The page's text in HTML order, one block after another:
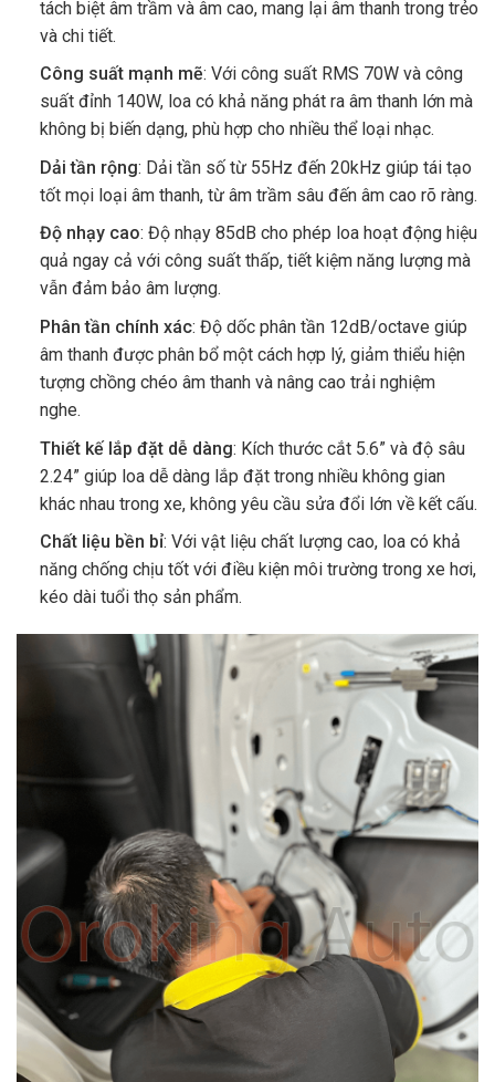
tách biệt âm trầm và âm cao, mang lại âm thanh trong trẻo
và chi tiết.
Công suất mạnh mẽ: Với công suất RMS 70W và công
suất đỉnh 140W, loa có khả năng phát ra âm thanh lớn mà
không bị biến dạng, phù hợp cho nhiều thể loại nhạc.
Dải tần rộng: Dải tần số từ 55Hz đến 20kHz giúp tái tạo
tốt mọi loại âm thanh, từ âm trầm sâu đến âm cao rõ ràng.
Độ nhạy cao: Độ nhạy 85dB cho phép loa hoạt động hiệu
quả ngay cả với công suất thấp, tiết kiệm năng lượng mà
vẫn đảm bảo âm lượng.
Phân tần chính xác: Độ dốc phân tần 12dB/octave giúp
âm thanh được phân bổ một cách hợp lý, giảm thiểu hiện
tượng chồng chéo âm thanh và nâng cao trải nghiệm
nghe.
Thiết kế lắp đặt dễ dàng: Kích thước cắt 5.6” và độ sâu
2.24” giúp loa dễ dàng lắp đặt trong nhiều không gian
khác nhau trong xe, không yêu cầu sửa đổi lớn về kết cấu.
Chất liệu bền bỉ: Với vật liệu chất lượng cao, loa có khả
năng chống chịu tốt với điều kiện môi trường trong xe hơi,
kéo dài tuổi thọ sản phẩm.